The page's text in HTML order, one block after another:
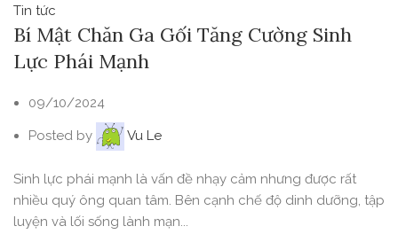
Tin tức
Bí Mật Chăn Ga Gối Tăng Cường Sinh
Lực Phái Mạnh
09/10/2024
Posted by Vu Le
Sinh lực phái mạnh là vấn đề nhạy cảm nhưng được rất
nhiều quý ông quan tâm. Bên cạnh chế độ dinh dưỡng, tập
luyện và lối sống lành mạn...